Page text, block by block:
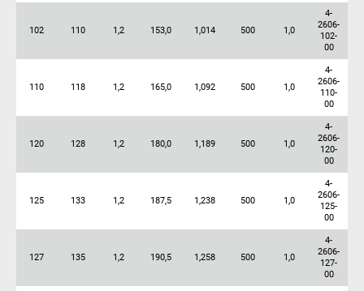
102 110 1,2 153,0 1,014 500 1,0
4-
2606-
102-
00
110 118 1,2 165,0 1,092 500 1,0
4-
2606-
110-
00
120 128 1,2 180,0 1,189 500 1,0
4-
2606-
120-
00
125 133 1,2 187,5 1,238 500 1,0
4-
2606-
125-
00
127 135 1,2 190,5 1,258 500 1,0
4-
2606-
127-
00